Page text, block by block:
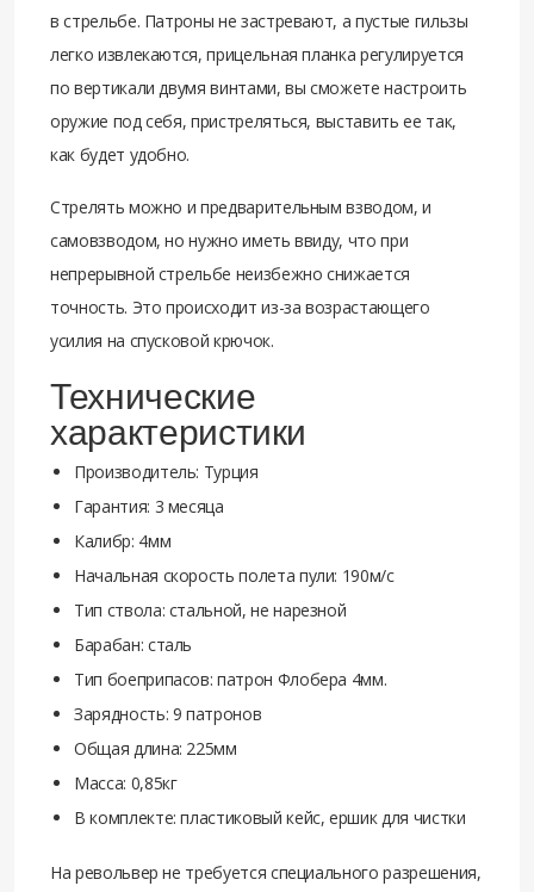
в стрельбе. Патроны не застревают, а пустые гильзы
легко извлекаются, прицельная планка регулируется
по вертикали двумя винтами, вы сможете настроить
оружие под себя, пристреляться, выставить ее так,
как будет удобно.
Стрелять можно и предварительным взводом, и
самовзводом, но нужно иметь ввиду, что при
непрерывной стрельбе неизбежно снижается
точность. Это происходит из-за возрастающего
усилия на спусковой крючок.
Технические
характеристики
Производитель: Турция
Гарантия: 3 месяца
Калибр: 4мм
Начальная скорость полета пули: 190м/с
Тип ствола: стальной, не нарезной
Барабан: сталь
Тип боеприпасов: патрон Флобера 4мм.
Зарядность: 9 патронов
Общая длина: 225мм
Масса: 0,85кг
В комплекте: пластиковый кейс, ершик для чистки
На револьвер не требуется специального разрешения,